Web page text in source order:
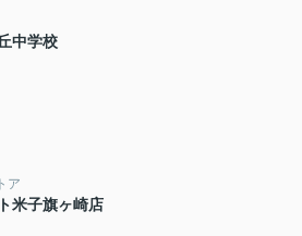
中学校
ア
米子旗ヶ崎店